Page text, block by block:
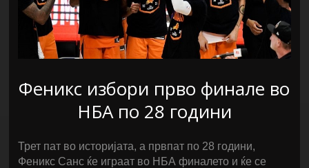
Феникс избори прво финале во
НБА по 28 години
Трет пат во историјата, а првпат по 28 години,
Феникс Санс ќе играат во НБА финалето и ќе се